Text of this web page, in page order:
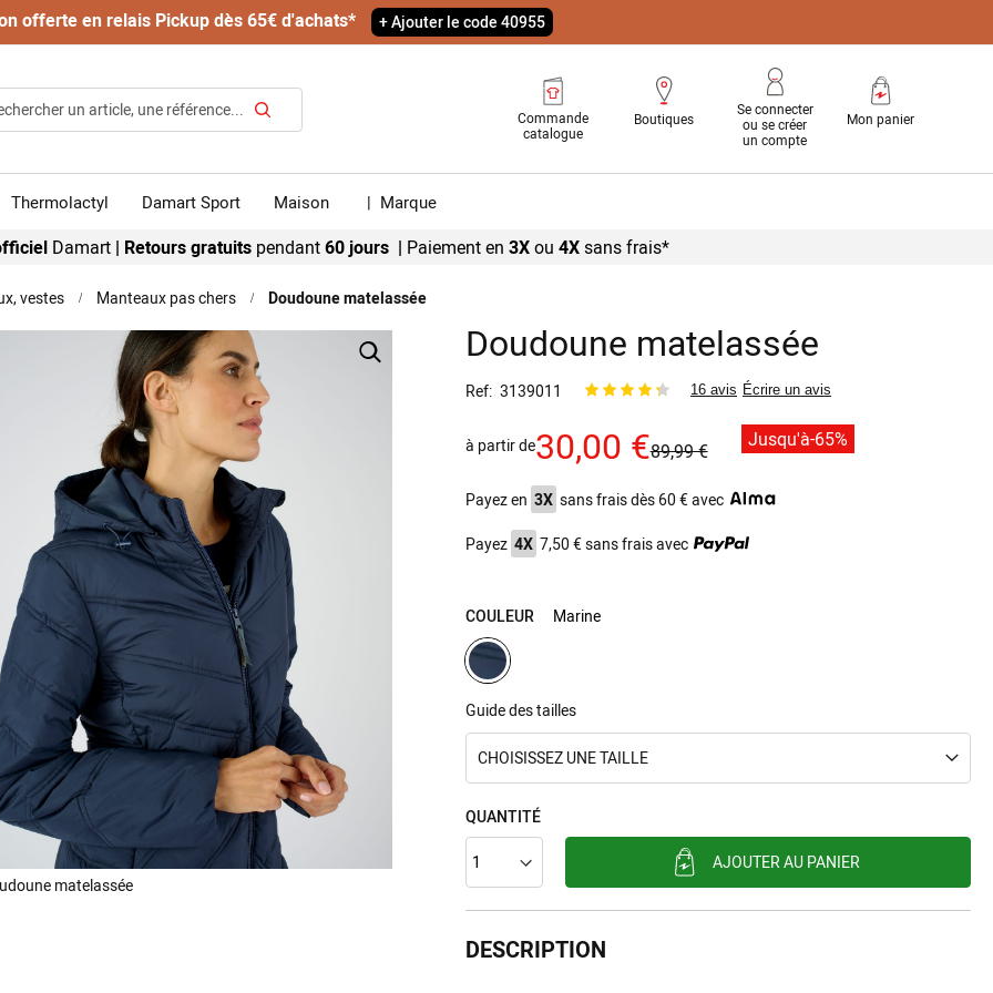
offerte en relais Pickup dès 65€ d'achats* + Ajouter le code 40955
Rechercher
Commande
catalogue
Boutiques
Se connecter
ou se créer
un compte
Mon panier
Thermolactyl Damart Sport Maison | Marque
Damart | Retours gratuits pendant60 jours | Paiement en 3Xou 4Xsansfrais*
vestes Manteaux pas chers Doudoune matelassée
Doudoune matelassée
Ref 3139011 16 avis Écrire un avis
à partir de30,00 €89,99 € Jusqu'à-65%
Payez en 3X sans frais dès 60 € avec
Payez 4X 7,50 € sans frais avec
COULEUR Marine
Guide des tailles
CHOISISSEZ UNE TAILLE
QUANTITÉ
AJOUTER AU PANIER
DESCRIPTION